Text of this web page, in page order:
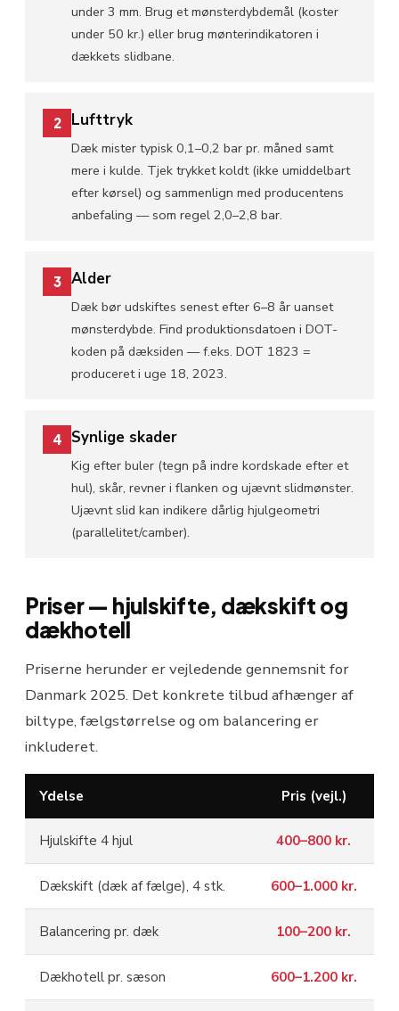
under 3 mm. Brug et mønsterdybdemål (koster
under 50 kr.) eller brug mønterindikatoren i
dækkets slidbane.
2 Lufttryk
Dæk mister typisk 0,1–0,2 bar pr. måned samt
mere i kulde. Tjek trykket koldt (ikke umiddelbart
efter kørsel) og sammenlign med producentens
anbefaling — som regel 2,0–2,8 bar.
3 Alder
Dæk bør udskiftes senest efter 6–8 år uanset
mønsterdybde. Find produktionsdatoen i DOT-
koden på dæksiden — f.eks. DOT 1823 =
produceret i uge 18, 2023.
4 Synlige skader
Kig efter buler (tegn på indre kordskade efter et
hul), skår, revner i flanken og ujævnt slidmønster.
Ujævnt slid kan indikere dårlig hjulgeometri
(parallelitet/camber).
Priser — hjulskifte, dækskift og
dækhotell
Priserne herunder er vejledende gennemsnit for
Danmark 2025. Det konkrete tilbud afhænger af
biltype, fælgstørrelse og om balancering er
inkluderet.
Ydelse Pris (vejl.)
Hjulskifte 4 hjul 400–800 kr.
Dækskift (dæk af fælge), 4 stk. 600–1.000 kr.
Balancering pr. dæk 100–200 kr.
Dækhotell pr. sæson 600–1.200 kr.